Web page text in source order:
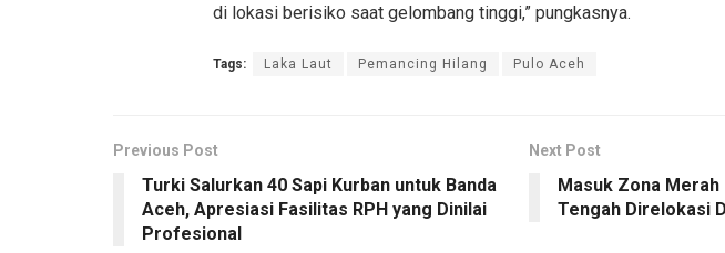
di lokasi berisiko saat gelombang tinggi,” pungkasnya.
Tags: Laka Laut Pemancing Hilang Pulo Aceh
Previous Post
Turki Salurkan 40 Sapi Kurban untuk Banda
Aceh, Apresiasi Fasilitas RPH yang Dinilai
Profesional
Next Post
Masuk Zona Merah
Tengah Direlokasi